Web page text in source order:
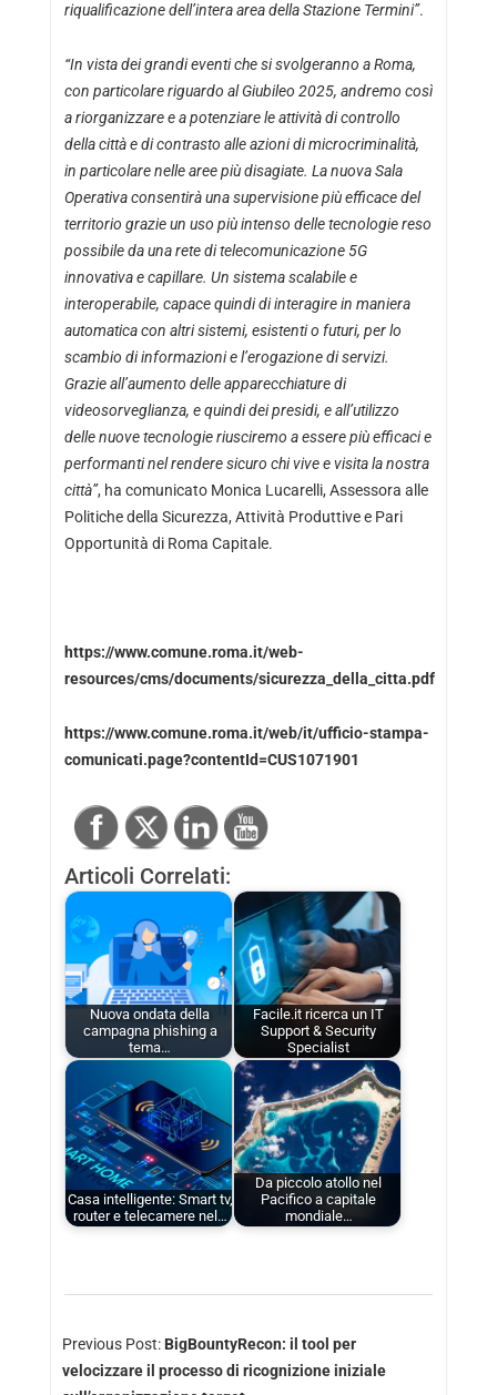
riqualificazione dell’intera area della Stazione Termini”.
“In vista dei grandi eventi che si svolgeranno a Roma,
con particolare riguardo al Giubileo 2025, andremo così
a riorganizzare e a potenziare le attività di controllo
della città e di contrasto alle azioni di microcriminalità,
in particolare nelle aree più disagiate. La nuova Sala
Operativa consentirà una supervisione più efficace del
territorio grazie un uso più intenso delle tecnologie reso
possibile da una rete di telecomunicazione 5G
innovativa e capillare. Un sistema scalabile e
interoperabile, capace quindi di interagire in maniera
automatica con altri sistemi, esistenti o futuri, per lo
scambio di informazioni e l’erogazione di servizi.
Grazie all’aumento delle apparecchiature di
videosorveglianza, e quindi dei presidi, e all’utilizzo
delle nuove tecnologie riusciremo a essere più efficaci e
performanti nel rendere sicuro chi vive e visita la nostra
città”, ha comunicato Monica Lucarelli, Assessora alle
Politiche della Sicurezza, Attività Produttive e Pari
Opportunità di Roma Capitale.
https://www.comune.roma.it/web-
resources/cms/documents/sicurezza_della_citta.pdf
https://www.comune.roma.it/web/it/ufficio-stampa-
comunicati.page?contentId=CUS1071901
Articoli Correlati:
Nuova ondata della
campagna phishing a
tema…
Facile.it ricerca un IT
Support & Security
Specialist
Casa intelligente: Smart tv,
router e telecamere nel…
Da piccolo atollo nel
Pacifico a capitale
mondiale…
Previous Post: BigBountyRecon: il tool per
velocizzare il processo di ricognizione iniziale